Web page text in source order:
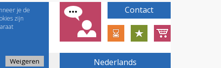
je de
zijn
Weigeren Nederlands
Contact